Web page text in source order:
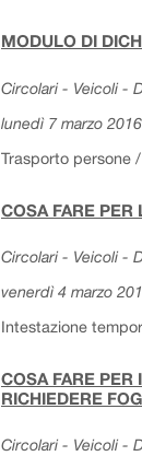
MODULO DI
Circolari - Veicoli -
lunedì 7 marzo 2016
Trasporto persone
COSA FARE PER
Circolari - Veicoli -
venerdì 4 marzo
Intestazione
COSA FARE
RICHIEDERE
Circolari - Veicoli -